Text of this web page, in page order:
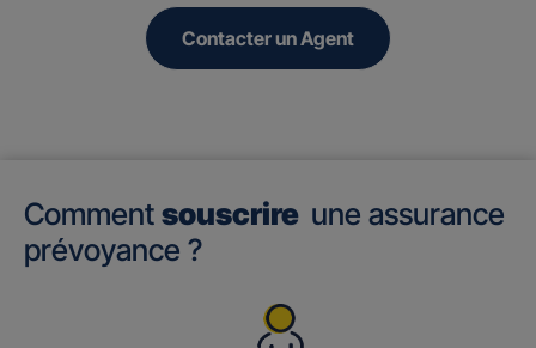
Contacter un Agent
Comment souscrire une assurance
prévoyance ?